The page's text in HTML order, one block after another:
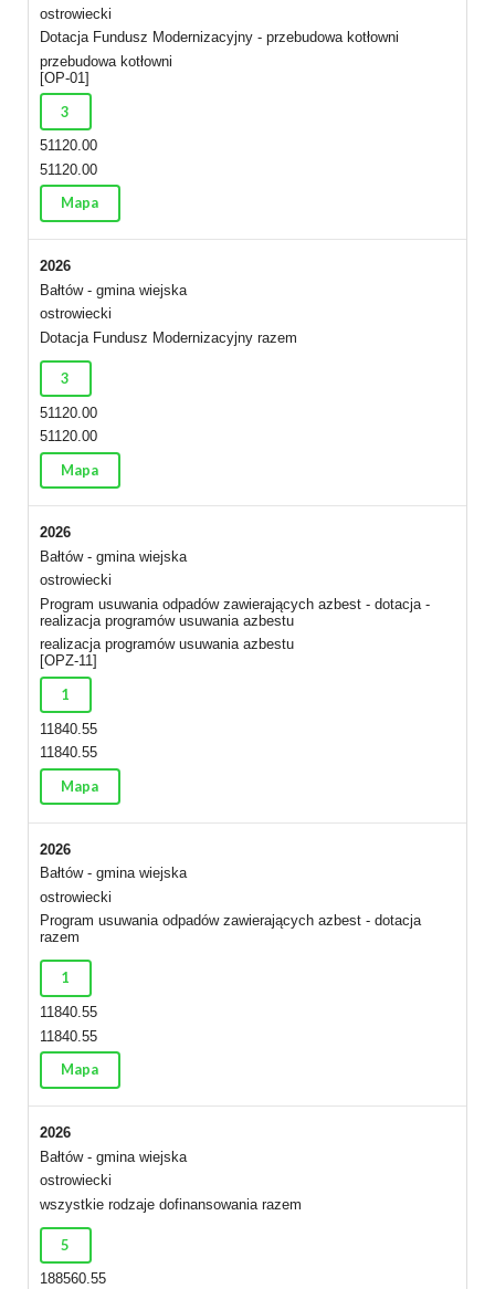
ostrowiecki
Dotacja Fundusz Modernizacyjny - przebudowa kotłowni
przebudowa kotłowni
[OP-01]
3
51120.00
51120.00
Mapa
2026
Bałtów - gmina wiejska
ostrowiecki
Dotacja Fundusz Modernizacyjny razem
3
51120.00
51120.00
Mapa
2026
Bałtów - gmina wiejska
ostrowiecki
Program usuwania odpadów zawierających azbest - dotacja -
realizacja programów usuwania azbestu
realizacja programów usuwania azbestu
[OPZ-11]
1
11840.55
11840.55
Mapa
2026
Bałtów - gmina wiejska
ostrowiecki
Program usuwania odpadów zawierających azbest - dotacja
razem
1
11840.55
11840.55
Mapa
2026
Bałtów - gmina wiejska
ostrowiecki
wszystkie rodzaje dofinansowania razem
5
188560.55